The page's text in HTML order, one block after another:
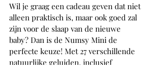
Wil je graag een cadeau geven dat niet
alleen praktisch is, maar ook goed zal
zijn voor de slaap van de nieuwe
baby? Dan is de Numsy Mini de
perfecte keuze! Met 27 verschillende
natuurlijke geluiden, inclusief